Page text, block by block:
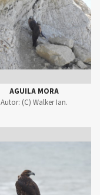
AGUILA MORA
Autor: (C) Walker Ian.